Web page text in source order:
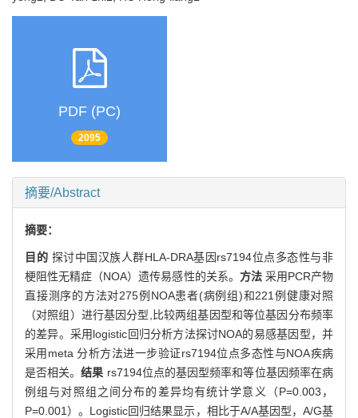
PDF (PC)
2095
摘要/Abstract
摘要：
目的 探讨中国汉族人群HLA-DRA基因rs7194位点多态性与非
梗阻性无精症（NOA）遗传易感性的关系。 方法采用PCR产物
直接测序的方法对275例NOA患者(病例组)和221例健康对照
（对照组）进行基因分型,比较两组基因型和等位基因分布频率
的差异。采用logistic回归分析方法探讨NOA的易感基因型，并
采用meta 分析方法进一步验证rs7194位点多态性与NOA疾病
是否相关。结果 rs7194位点的基因型频率和等位基因频率在病
例组与对照组之间分布的差异均有统计学意义（P=0.003，
P=0.001）。Logistic回归结果显示，相比于A/A基因型，A/G基